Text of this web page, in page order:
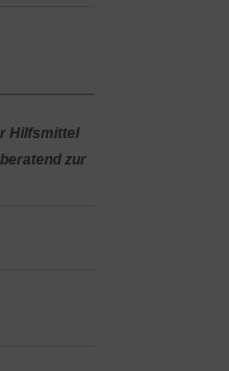
Hilfsmittel
zur